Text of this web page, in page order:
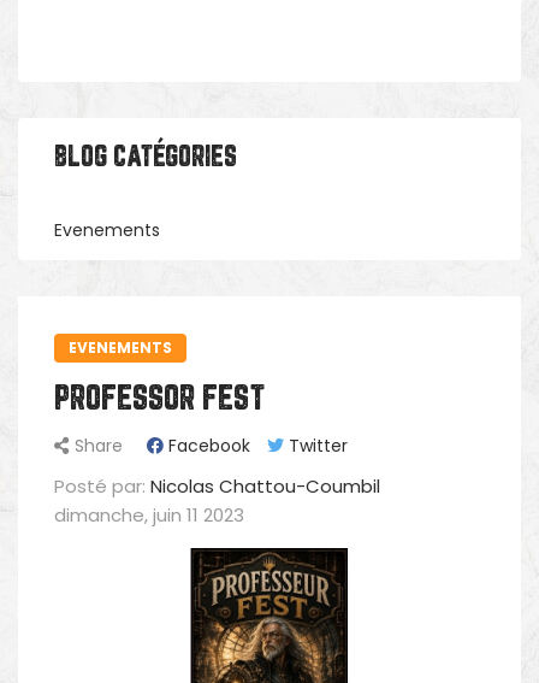
BLOG CATÉGORIES
Evenements
EVENEMENTS
PROFESSOR FEST
Share Facebook Twitter
Posté par: Nicolas Chattou-Coumbil
dimanche,juin 11 2023